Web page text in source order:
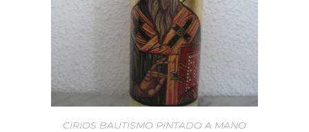
CIRIOS BAUTISMO PINTADO A MANO